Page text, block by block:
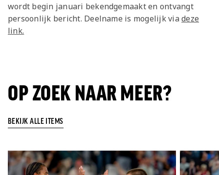
wordt begin januari bekendgemaakt en ontvangt
persoonlijk bericht. Deelname is mogelijk viadeze
link.
OP ZOEK NAAR MEER?
BEKIJK ALLE ITEMS